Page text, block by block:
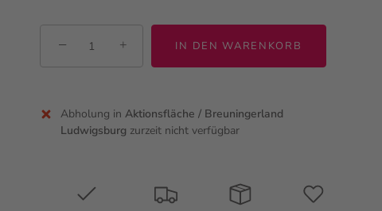
− + IN DEN WARENKORB
Abholung in Aktionsfläche / Breuningerland
Ludwigsburg zurzeit nicht verfügbar